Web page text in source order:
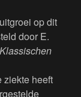
op dit
door E.
ziekte heeft